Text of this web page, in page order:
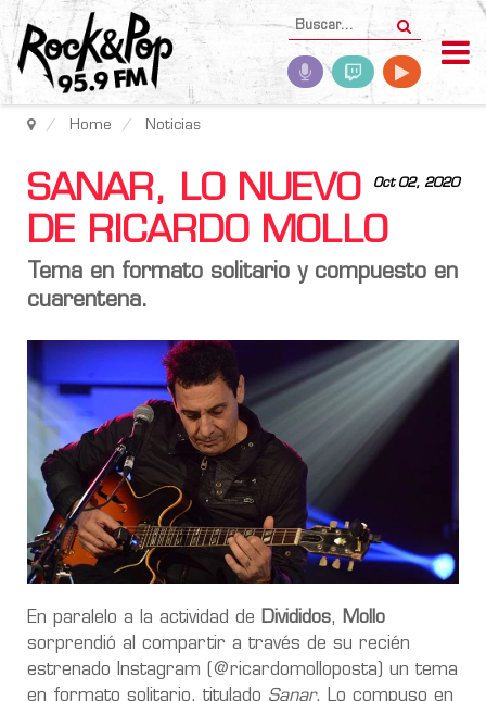
Home Noticias
Oct 02, 2020
SANAR, LO NUEVO
DE RICARDO MOLLO
Tema en formato solitario y compuesto en
cuarentena.
En paralelo a la actividad de Divididos,
Mollo
sorprendió al compartir a través de su recién
estrenado Instagram (@ricardomolloposta) un tema
en formato solitario, titulado Sanar. Lo compuso en